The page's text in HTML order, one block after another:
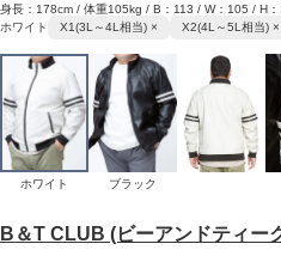
B＆T CLUB (ビーアンドティー
身長：178cm / 体重105kg / B：113 / W：105 / H
ホワイト
X1(3L～4L相当) × X2(4L～5L相当) ×
ホワイト ブラック